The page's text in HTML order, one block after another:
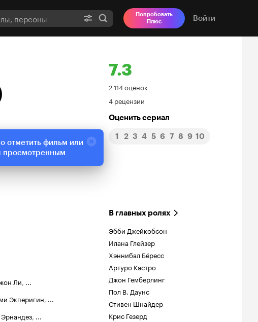
Попробовать
Плюс
Войти
7.3
Рейтинг
Кинопоиска
7.3
2 114 оценок
4 рецензии
Оценить сериал
1 2 3 4 5 6 7 8 9 10
Ли, ...
Экперигин, ...
, ...
В главных ролях
Эбби Джейкобсон
Илана Глейзер
Хэннибал Бёресс
Артуро Кастро
Джон Гемберлинг
Пол В. Даунс
Стивен Шнайдер
Крис Гезерд
отметить фильм или
просмотренным